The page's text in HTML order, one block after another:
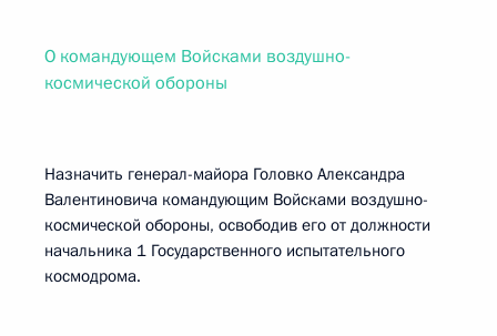
О командующем Войсками воздушно-
космической обороны
Назначить генерал-майора Головко Александра
Валентиновича командующим Войсками воздушно-
космической обороны, освободив его от должности
начальника 1 Государственного испытательного
космодрома.